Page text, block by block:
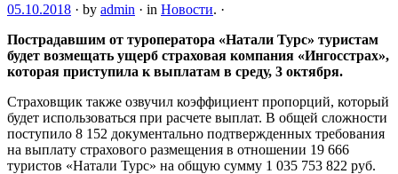
05.10.2018 · by admin · in Новости. ·
Пострадавшим от туроператора «Натали Турс» туристам
будет возмещать ущерб страховая компания «Ингосстрах»,
которая приступила к выплатам в среду, 3 октября.
Страховщик также озвучил коэффициент пропорций, который
будет использоваться при расчете выплат. В общей сложности
поступило 8 152 документально подтвержденных требования
на выплату страхового размещения в отношении 19 666
туристов «Натали Турс» на общую сумму 1 035 753 822 руб.